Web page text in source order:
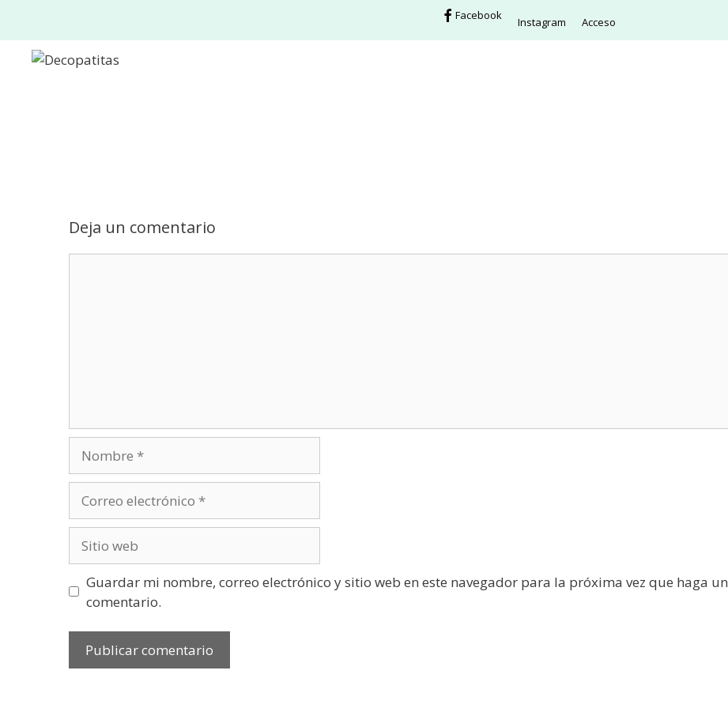
contenido
Facebook Instagram Acceso
Deja un comentario
electrónico
web
Guardar mi nombre, correo electrónico y sitio web en este navegador para la próxima vez que haga un
comentario.